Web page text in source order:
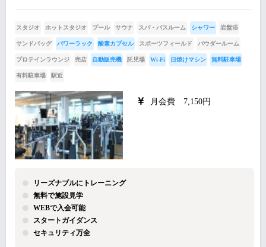
スタジオ ホットスタジオ プール サウナ スパ・バスルーム シャワー 岩盤浴
サンドバッグ パワーラック 酸素カプセル スポーツフィールド パウダールーム
プロテインラウンジ 売店 自動販売機 託児場 Wi-Fi 日焼けマシン 無料駐車場
有料駐車場 駅近
月会費 7,150円
リーズナブルにトレーニング
無料で施設見学
WEBで入会可能
スタートガイダンス
セキュリティ万全